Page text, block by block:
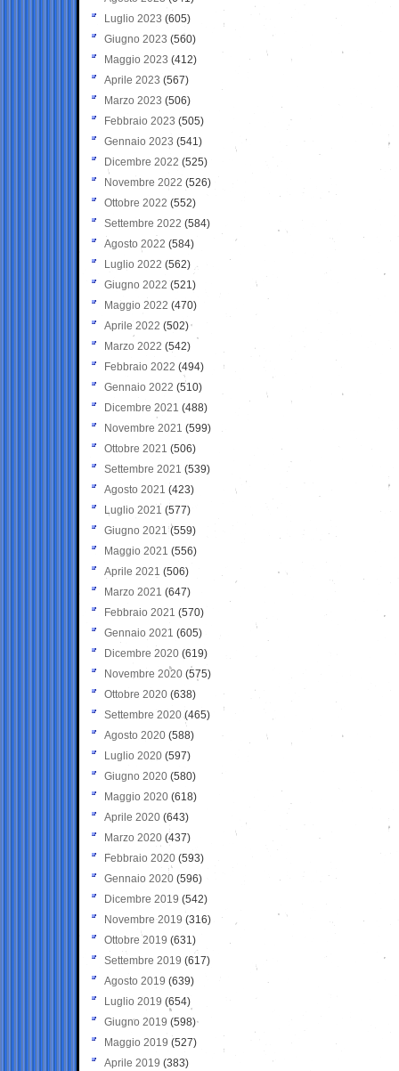
Luglio 2023 (605)
Giugno 2023 (560)
Maggio 2023 (412)
Aprile 2023 (567)
Marzo 2023 (506)
Febbraio 2023 (505)
Gennaio 2023 (541)
Dicembre 2022 (525)
Novembre 2022 (526)
Ottobre 2022 (552)
Settembre 2022 (584)
Agosto 2022 (584)
Luglio 2022 (562)
Giugno 2022 (521)
Maggio 2022 (470)
Aprile 2022 (502)
Marzo 2022 (542)
Febbraio 2022 (494)
Gennaio 2022 (510)
Dicembre 2021 (488)
Novembre 2021 (599)
Ottobre 2021 (506)
Settembre 2021 (539)
Agosto 2021 (423)
Luglio 2021 (577)
Giugno 2021(559)
Maggio 2021 (556)
Aprile 2021 (506)
Marzo 2021 (647)
Febbraio 2021 (570)
Gennaio 2021 (605)
Dicembre 2020 (619)
Novembre 2020 (575)
Ottobre 2020 (638)
Settembre 2020(465)
Agosto 2020 (588)
Luglio 2020 (597)
Giugno 2020 (580)
Maggio 2020 (618)
Aprile 2020 (643)
Marzo 2020 (437)
Febbraio 2020 (593)
Gennaio 2020 (596)
Dicembre 2019 (542)
Novembre 2019 (316)
Ottobre 2019 (631)
Settembre 2019 (617)
Agosto 2019 (639)
Luglio 2019 (654)
Giugno 2019 (598)
Maggio 2019 (527)
Aprile 2019 (383)